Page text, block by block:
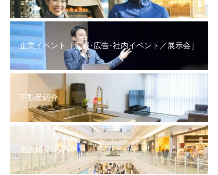
企業イベント［広報･広告･社内イベント／展示会］
不動産紹介
施設紹介